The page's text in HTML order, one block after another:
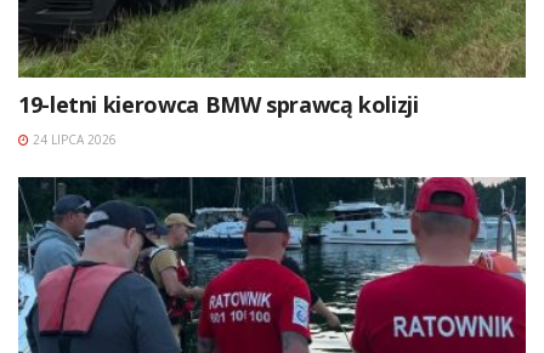
19-letni kierowca BMW sprawcą kolizji
24 LIPCA 2026